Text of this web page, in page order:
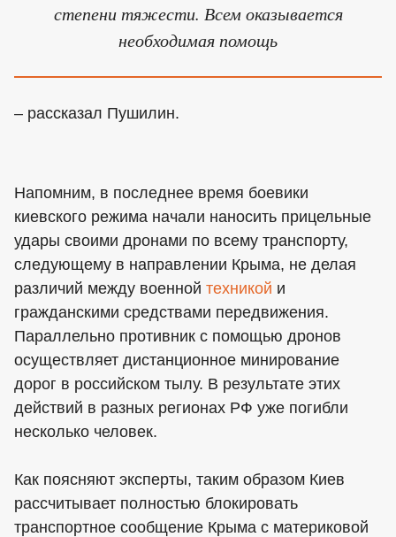
степени тяжести. Всем оказывается
необходимая помощь
– рассказал Пушилин.
Напомним, в последнее время боевики
киевского режима начали наносить прицельные
удары своими дронами по всему транспорту,
следующему в направлении Крыма, не делая
различий между военной техникой и
гражданскими средствами передвижения.
Параллельно противник с помощью дронов
осуществляет дистанционное минирование
дорог в российском тылу. В результате этих
действий в разных регионах РФ уже погибли
несколько человек.
Как поясняют эксперты, таким образом Киев
рассчитывает полностью блокировать
транспортное сообщение Крыма с материковой